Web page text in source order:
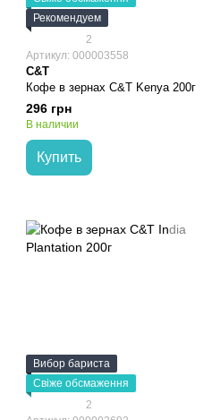
Рекомендуем
2
Артикул: 000003558
C&T
Кофе в зернах C&T Kenya 200г
296 грн
В наличии
Купить
Вибор бариста
Свіже обсмаження
2